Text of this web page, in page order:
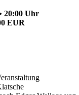
20:00 Uhr
EUR